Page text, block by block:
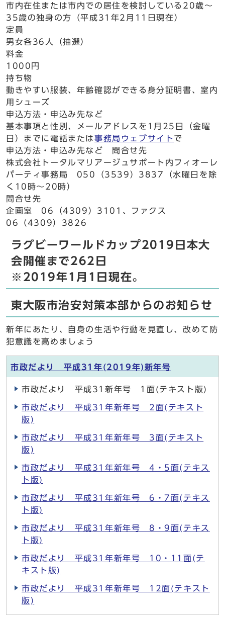
市内在住または市内での居住を検討している20歳～
35歳の独身の方（平成31年2月11日現在）
定員
男女各36人（抽選）
料金
1000円
持ち物
動きやすい服装、年齢確認ができる身分証明書、室内
用シューズ
申込方法・申込み先など
基本事項と性別、メールアドレスを1月25日（金曜
日）までに電話または事務局ウェブサイト で
申込方法・申込み先など 問合せ先
株式会社トータルマリアージュサポート内フィオーレ
パーティ事務局 050（3539）3837（水曜日を除
く10時～20時）
問合せ先
企画室 06（4309）3101、ファクス
06（4309）3826
ラグビーワールドカップ2019日本大
会開催まで262日
※2019年1月1日現在。
東大阪市治安対策本部からのお知らせ
新年にあたり、自身の生活や行動を見直し、改めて防
犯意識を高めましょう
市政だより 平成31年(2019年)新年号
市政だより 平成31新年号 1面(テキスト版)
市政だより 平成31年新年号 2面(テキスト
版)
市政だより 平成31年新年号 3面(テキスト
版)
市政だより 平成31年新年号 4・5面(テキス
ト版)
市政だより 平成31年新年号 6・7面(テキス
ト版)
市政だより 平成31年新年号 8・9面(テキス
ト版)
市政だより 平成31年新年号 10・11面(テ
キスト版)
市政だより 平成31年新年号 12面(テキスト
版)